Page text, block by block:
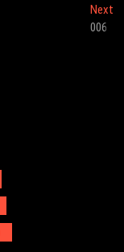
Next
006